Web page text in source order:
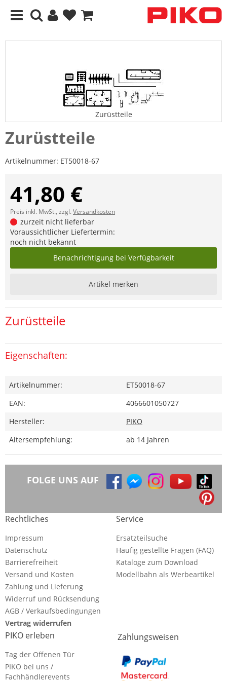
Zurüstteile
Zurüstteile
Artikelnummer: ET50018-67
41,80 €
Preis inkl. MwSt., zzgl.Versandkosten
zurzeit nicht lieferbar
Voraussichtlicher Liefertermin:
noch nicht bekannt
Benachrichtigung bei Verfügbarkeit
Artikel merken
Zurüstteile
Eigenschaften:
Artikelnummer:
ET50018-67
EAN:
4066601050727
Hersteller:
PIKO
Altersempfehlung:
ab 14 Jahren
FOLGE UNS AUF
Rechtliches
Impressum
Datenschutz
Barrierefreiheit
Versand und Kosten
Zahlung und Lieferung
Widerruf und Rücksendung
AGB / Verkaufsbedingungen
Vertrag widerrufen
Service
Ersatzteilsuche
Häufig gestellte Fragen (FAQ)
Kataloge zum Download
Modellbahn als Werbeartikel
PIKO erleben
Tag der Offenen Tür
PIKO bei uns /
Fachhändlerevents
Zahlungsweisen